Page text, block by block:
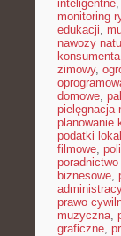
inteligentne,
monitoring
edukacji,
nawozy
konsumenta
zimowy,
domowe,
pielęgnacja
planowanie
podatki
filmowe,
biznesowe,
prawo
muzyczna,
graficzne,